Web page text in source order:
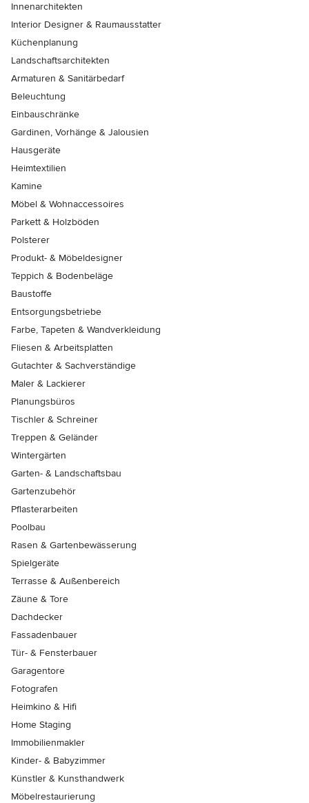
Innenarchitekten
Interior Designer & Raumausstatter
Küchenplanung
Landschaftsarchitekten
Armaturen & Sanitärbedarf
Beleuchtung
Einbauschränke
Gardinen, Vorhänge & Jalousien
Hausgeräte
Heimtextilien
Kamine
Möbel & Wohnaccessoires
Parkett & Holzböden
Polsterer
Produkt- & Möbeldesigner
Teppich & Bodenbeläge
Baustoffe
Entsorgungsbetriebe
Farbe, Tapeten & Wandverkleidung
Fliesen & Arbeitsplatten
Gutachter & Sachverständige
Maler & Lackierer
Planungsbüros
Tischler & Schreiner
Treppen & Geländer
Wintergärten
Garten- & Landschaftsbau
Gartenzubehör
Pflasterarbeiten
Poolbau
Rasen & Gartenbewässerung
Spielgeräte
Terrasse & Außenbereich
Zäune & Tore
Dachdecker
Fassadenbauer
Tür- & Fensterbauer
Garagentore
Fotografen
Heimkino & Hifi
Home Staging
Immobilienmakler
Kinder- & Babyzimmer
Künstler & Kunsthandwerk
Möbelrestaurierung